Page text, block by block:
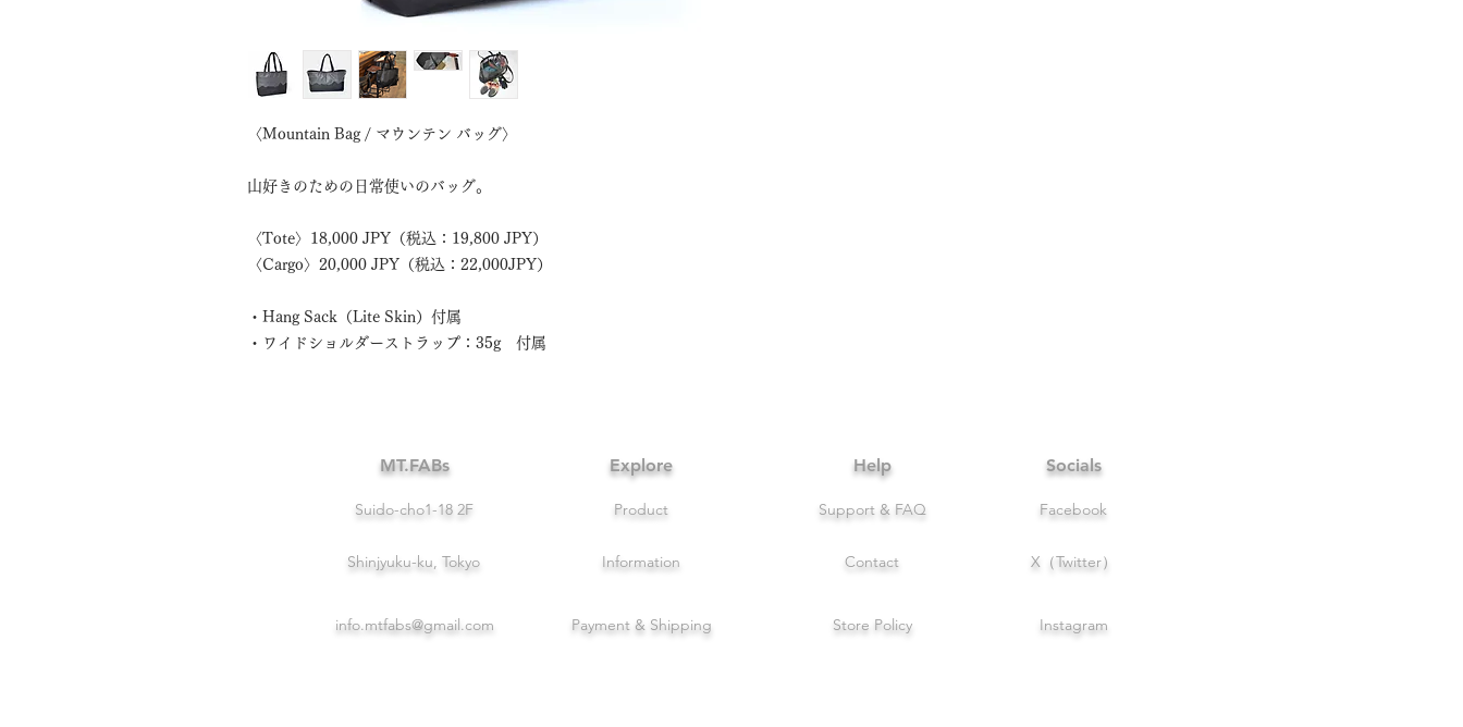
〈Mountain Bag / マウンテン バッグ〉
山好きのための日常使いのバッグ。
〈Tote〉18,000 JPY（税込：19,800 JPY）
〈Cargo〉20,000 JPY（税込：22,000JPY）
・Hang Sack（Lite Skin）付属
・ワイドショルダーストラップ：35g 付属
MT.FABs
Suido-cho1-18 2F
Shinjyuku-ku, Tokyo
info.mtfabs@gmail.com
Explore
Product
Information
Payment & Shipping
Help
Support & FAQ
Contact
Store Policy
Socials
Facebook
X（Twitter）
Instagram